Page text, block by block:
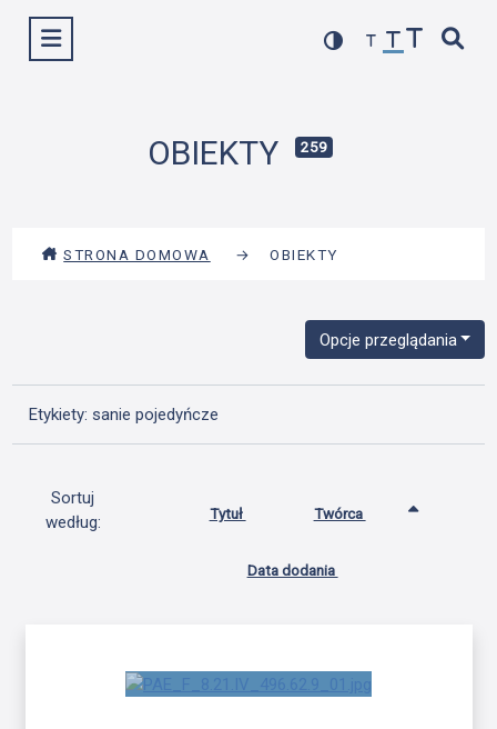
Wyświetl menu
OBIEKTY 259
STRONA DOMOWA → OBIEKTY
Opcje przeglądania
Etykiety: sanie pojedyńcze
Sortuj
według:
Tytuł Twórca
Data dodania